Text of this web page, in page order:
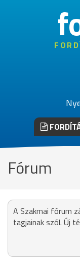
Fórum
A Szakmai fórum
tagjainak szól. Új